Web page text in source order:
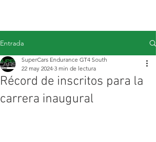
Entrada
Récord de inscritos para la
carrera inaugural
SuperCars Endurance GT4 South
22 may 2024 3 min de lectura